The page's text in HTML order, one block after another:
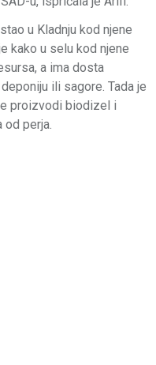
u Kladnju kod njene
kako u selu kod njene
a ima dosta
ili sagore. Tada je
proizvodi biodizel i
od perja.